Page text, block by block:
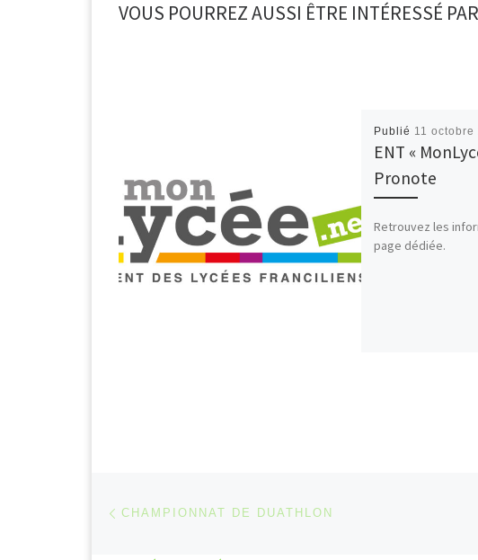
VOUS POURREZ AUSSI ÊTRE INTÉRESSÉ PAR
Publié 11 octobre
ENT «
Pronote
Retrouvez les
page dédiée.
Parcourir les articles
CHAMPIONNAT DE DUATHLON